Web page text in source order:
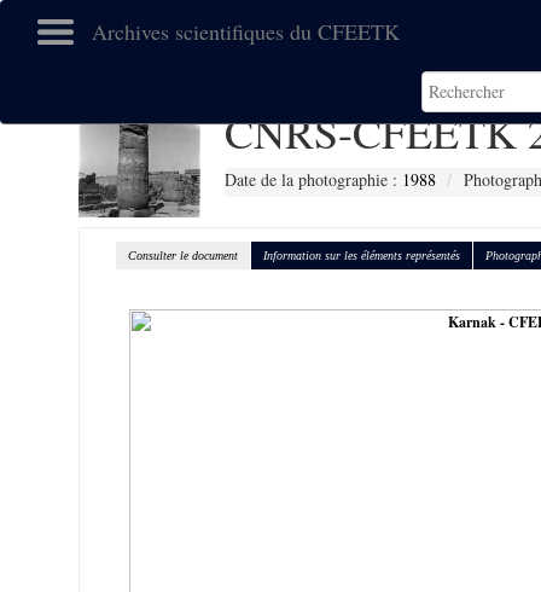
Archives scientifiques du CFEETK
CNRS-CFEETK
Date de la photographie : 1988
Consulter le document Information sur les éléments représentés